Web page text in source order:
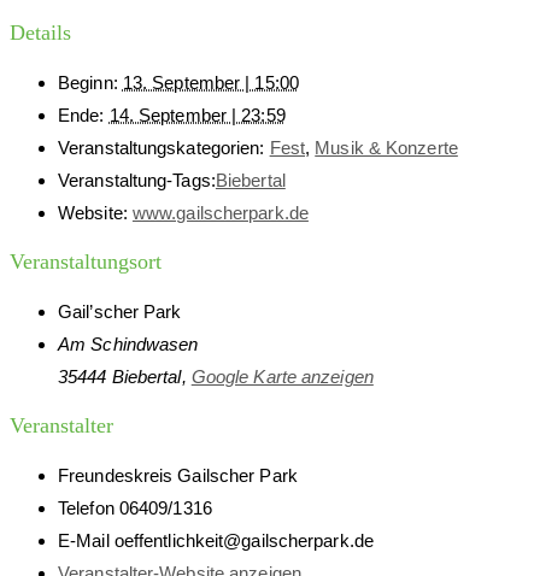
Details
Beginn: 13. September | 15:00
Ende: 14. September | 23:59
Veranstaltungskategorien: Fest, Musik & Konzerte
Veranstaltung-Tags:Biebertal
Website: www.gailscherpark.de
Veranstaltungsort
Gail’scher Park
Am Schindwasen
35444 Biebertal, Google Karte anzeigen
Veranstalter
Freundeskreis Gailscher Park
Telefon 06409/1316
E-Mail oeffentlichkeit@gailscherpark.de